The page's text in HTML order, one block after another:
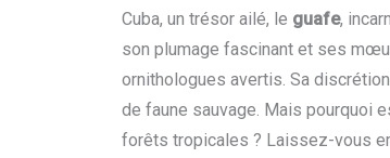
Cuba, un trésor ailé, le guafe,
son plumage fascinant et ses
ornithologues avertis. Sa
de faune sauvage. Mais pourquoi
forêts tropicales ? Laissez-vous